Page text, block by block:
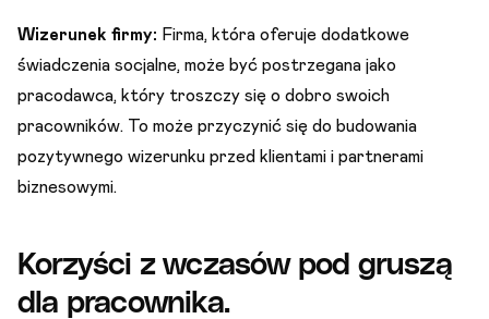
Wizerunek firmy: Firma, która oferuje dodatkowe
świadczenia socjalne, może być postrzegana jako
pracodawca, który troszczy się o dobro swoich
pracowników. To może przyczynić się do budowania
pozytywnego wizerunku przed klientami i partnerami
biznesowymi.
Korzyści z wczasów pod gruszą
dla pracownika.